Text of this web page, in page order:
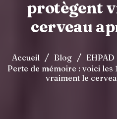
protègent
cerveau
Accueil / Blog /
Perte de mémoire : voici les
vraiment le